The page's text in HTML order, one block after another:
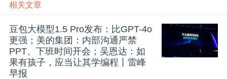
相关文章
豆包大模型1.5 Pro发布：比GPT-4o
更强；美的集团：内部沟通严禁
PPT、下班时间开会；吴恩达：如
果有孩子，应当让其学编程丨雷峰
早报